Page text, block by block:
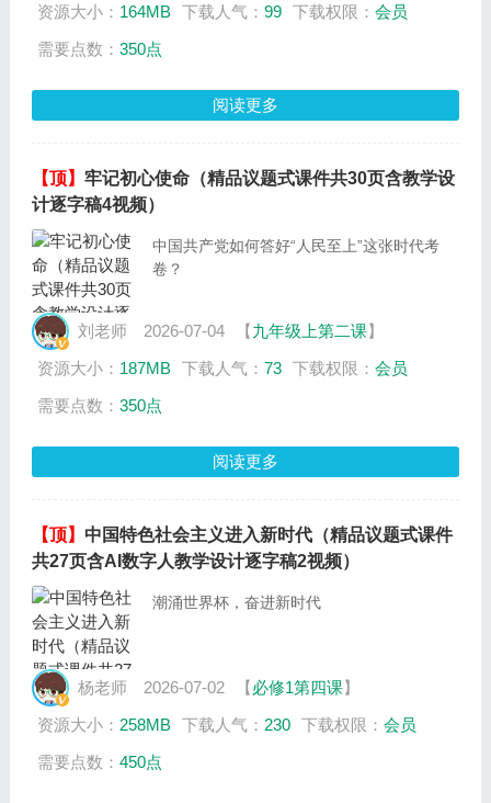
资源大小： 164MB 下载人气： 99 下载权限： 会员
需要点数： 350点
阅读更多
【顶】 牢记初心使命（精品议题式课件共30页含教学设
计逐字稿4视频）
中国共产党如何答好“人民至上”这张时代考
卷？
刘老师 2026-07-04 【九年级上第二课】
资源大小： 187MB 下载人气： 73 下载权限： 会员
需要点数： 350点
阅读更多
【顶】 中国特色社会主义进入新时代（精品议题式课件
共27页含AI数字人教学设计逐字稿2视频）
潮涌世界杯，奋进新时代
杨老师 2026-07-02 【必修1第四课】
资源大小： 258MB 下载人气： 230 下载权限： 会员
需要点数： 450点